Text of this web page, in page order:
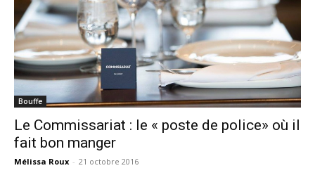
Bouffe
Le Commissariat : le « poste de police» où il
fait bon manger
Mélissa Roux - 21 octobre 2016